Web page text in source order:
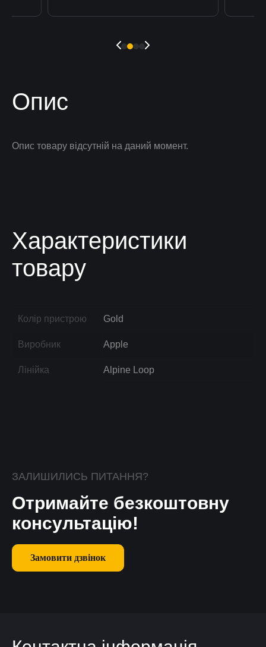
Опис
Опис товару відсутній на даний момент.
Характеристики
товару
Колір пристрою Gold
Виробник Apple
Лінійка Alpine Loop
ЗАЛИШИЛИСЬ ПИТАННЯ?
Отримайте безкоштовну
консультацію!
Замовити дзвінок